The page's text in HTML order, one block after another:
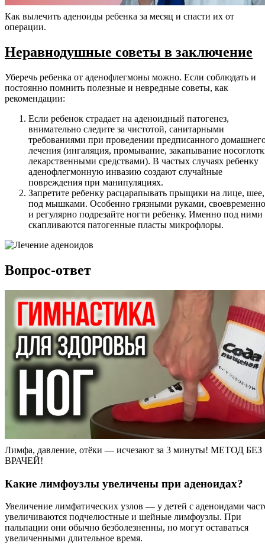
Как вылечить аденоиды ребенка за месяц и спасти их от
операции.
Неравнодушные советы в заключение
Уберечь ребенка от аденофлегмоны можно. Если соблюдать и
постоянно помнить полезные и невредные советы, как
рекомендации:
Если ребенок страдает на аденоидный патогенез,
внимательно следите за чистотой, санитарными
требованиями при проведении предписанного
лечения (ингаляция, промывание, закапывание
лекарственными средствами). В частых случаях ребенку
аденофлегмонную инвазию создают случайные
повреждения при манипуляциях.
Запретите ребенку расцарапывать прыщики на лице, шее,
под мышками. Особенно грязными руками, своевременно
и регулярно подрезайте ногти ребенку. Именно под ними
скапливаются патогенные пласты микрофлоры.
Вопрос-ответ
Лимфа, давление, отёки — исчезают за 3 минуты! МЕТОД БЕЗ
ВРАЧЕЙ!
Какие лимфоузлы увеличены при аденоидах?
Увеличение лимфатических узлов — у детей с аденоидами
увеличиваются подчелюстные и шейные лимфоузлы. При
пальпации они обычно безболезненны, но могут оставаться
увеличенными длительное время.